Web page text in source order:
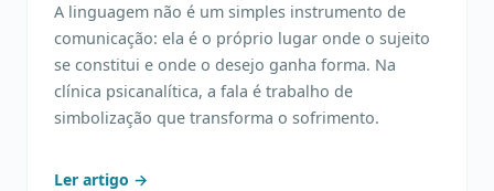
A linguagem não é um simples instrumento de
comunicação: ela é o próprio lugar onde o sujeito
se constitui e onde o desejo ganha forma. Na
clínica psicanalítica, a fala é trabalho de
simbolização que transforma o sofrimento.
Ler artigo →